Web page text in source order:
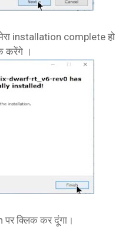
installation complete हो
करेंगे ।
क्लिक कर दूंगा।